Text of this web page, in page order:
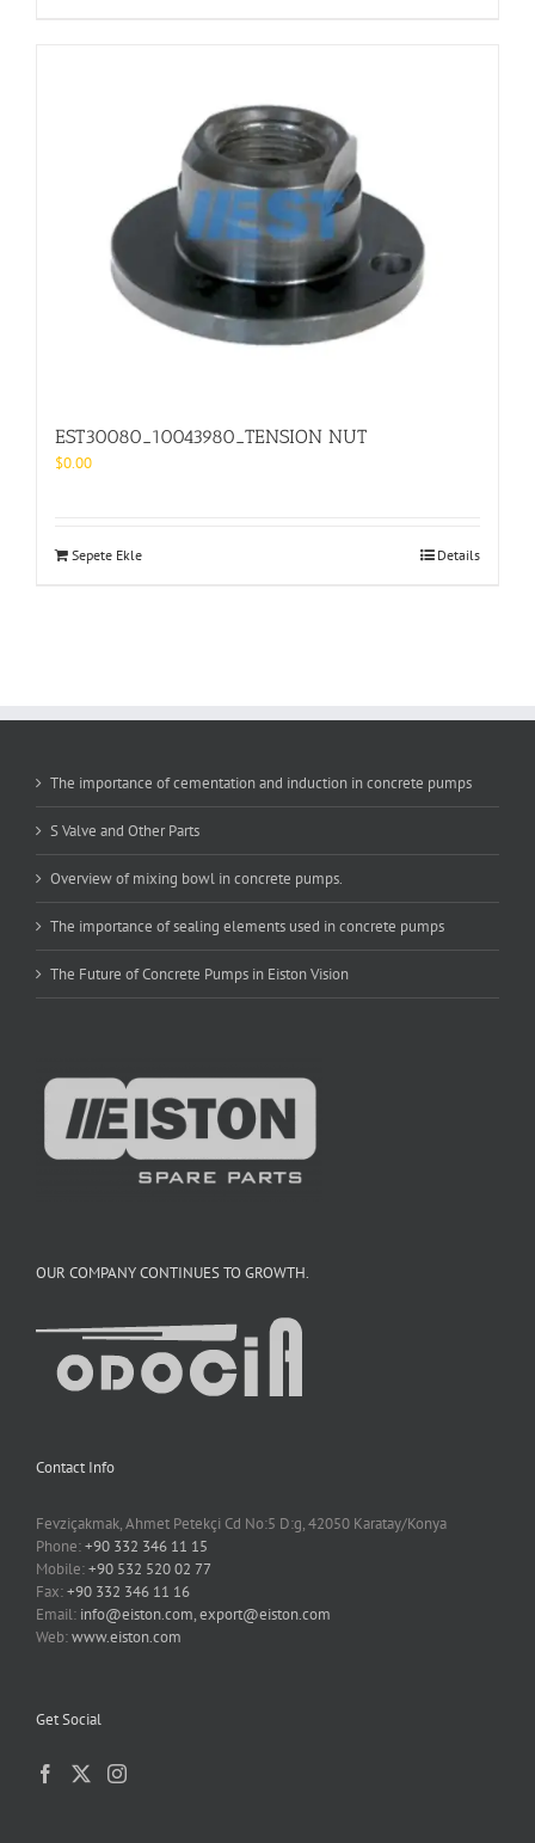
EST30080_10043980_TENSION NUT
$0.00
Sepete Ekle Details
The importance of cementation and induction in concrete pumps
S Valve and Other Parts
Overview of mixing bowl in concrete pumps.
The importance of sealing elements used in concrete pumps
The Future of Concrete Pumps in Eiston Vision
OUR COMPANY CONTINUES TO GROWTH.
Contact Info
Fevziçakmak, Ahmet Petekçi Cd No:5 D:g, 42050 Karatay/Konya
Phone:+90 332 346 11 15
Mobile:+90 532 520 02 77
Fax:+90 332 346 11 16
Email: info@eiston.com, export@eiston.com
Web:www.eiston.com
Get Social